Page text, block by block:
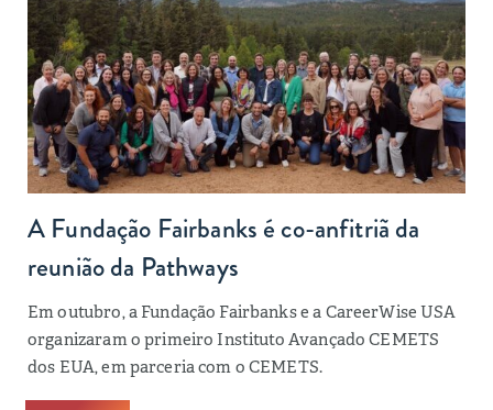
A Fundação Fairbanks é co-anfitriã da
reunião da Pathways
Em outubro, a Fundação Fairbanks e a CareerWise USA
organizaram o primeiro Instituto Avançado CEMETS
dos EUA, em parceria com o CEMETS.